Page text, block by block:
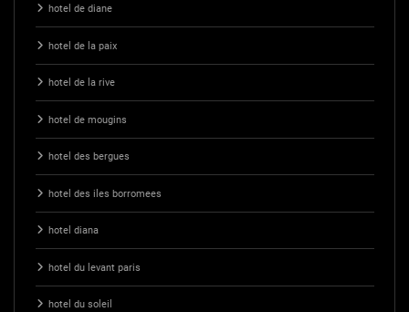
hotel de diane
hotel de la paix
hotel de la rive
hotel de mougins
hotel des bergues
hotel des iles borromees
hotel diana
hotel du levant paris
hotel du soleil